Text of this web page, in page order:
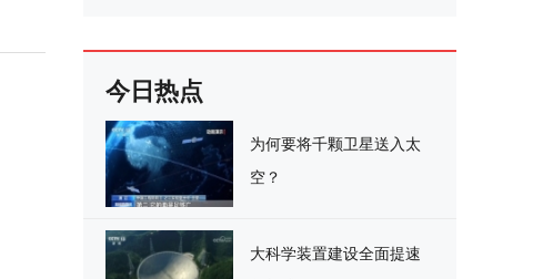
今日热点
为何要将千颗卫星送入太
空？
大科学装置建设全面提速